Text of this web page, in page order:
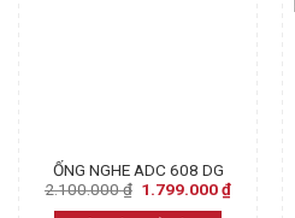
ỐNG NGHE ADC 608 DG
2.100.000₫ Original
1.799.000₫Current